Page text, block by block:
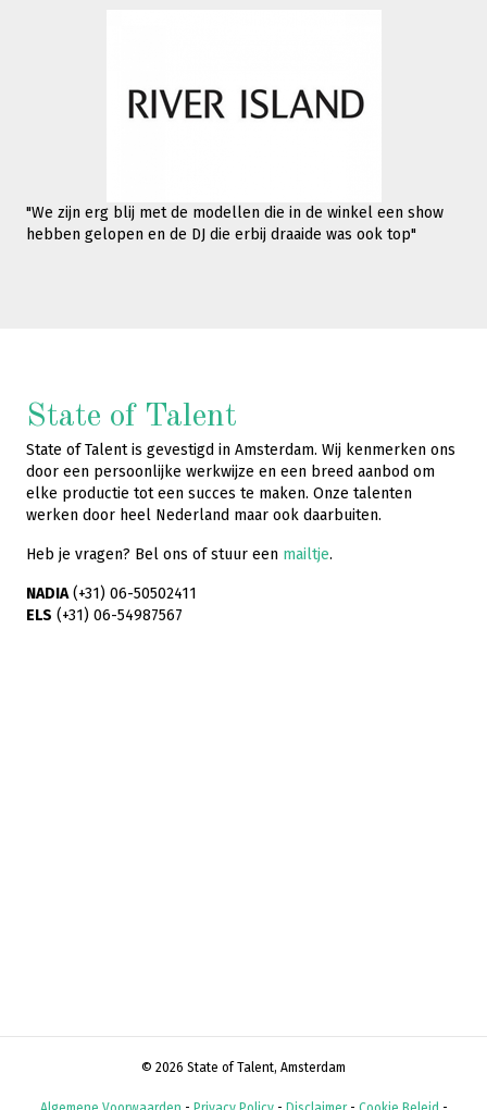
"We zijn erg blij met de modellen die in de winkel een show
hebben gelopen en de DJ die erbij draaide was ook top"
State of Talent
State of Talent is gevestigd in Amsterdam. Wij kenmerken ons
door een persoonlijke werkwijze en een breed aanbod om
elke productie tot een succes te maken. Onze talenten
werken door heel Nederland maar ook daarbuiten.
Heb je vragen? Bel ons of stuur een mailtje.
NADIA(+31) 06-50502411
ELS (+31) 06-54987567
© 2026 State of Talent, Amsterdam